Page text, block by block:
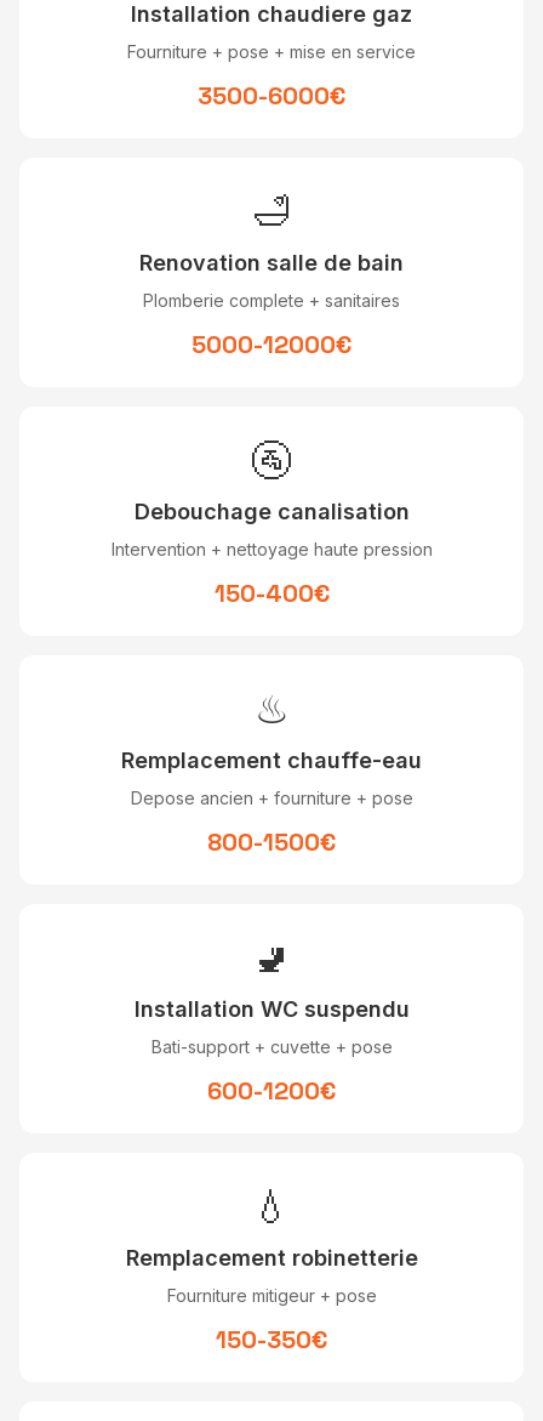
Installation chaudiere gaz
Fourniture + pose + mise en service
3500-6000€
🛁
Renovation salle de bain
Plomberie complete + sanitaires
5000-12000€
🚰
Debouchage canalisation
Intervention + nettoyage haute pression
150-400€
♨
Remplacement chauffe-eau
Depose ancien + fourniture + pose
800-1500€
🚽
Installation WC suspendu
Bati-support + cuvette + pose
600-1200€
💧
Remplacement robinetterie
Fourniture mitigeur + pose
150-350€